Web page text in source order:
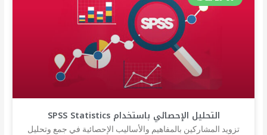
التحليل الإحصائي باستخدام SPSS Statistics
تزويد المشاركين بالمفاهيم والأساليب الإحصائية في جمع وتحليل